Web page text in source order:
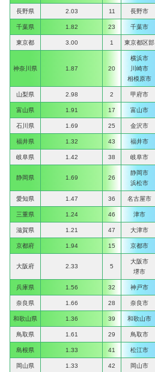
長野県 2.03 11 長野市
千葉県 1.82 23 千葉市
東京都 3.00 1 東京都区部
神奈川県 1.87 20
横浜市
川崎市
相模原市
山梨県 2.98 2 甲府市
富山県 1.91 17 富山市
石川県 1.69 25 金沢市
福井県 1.32 43 福井市
岐阜県 1.42 38 岐阜市
静岡県 1.69 26
静岡市
浜松市
愛知県 1.47 36 名古屋市
三重県 1.24 46 津市
滋賀県 1.21 47 大津市
京都府 1.94 15 京都市
大阪府 2.33 5
大阪市
堺市
兵庫県 1.56 32 神戸市
奈良県 1.66 28 奈良市
和歌山県 1.36 39 和歌山市
鳥取県 1.61 29 鳥取市
島根県 1.33 41 松江市
岡山県 1.33 42 岡山市